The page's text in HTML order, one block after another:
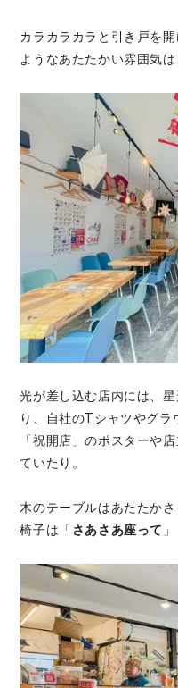
カラカラカラと引き戸を
ようなあたたかい雰囲気は
光が差し込む店内には、
り、自社のTシャツやグラ
「祝開店」のポスターや
ていたり。
木のテーブルはあたたか
椅子は「 さあさあ座って